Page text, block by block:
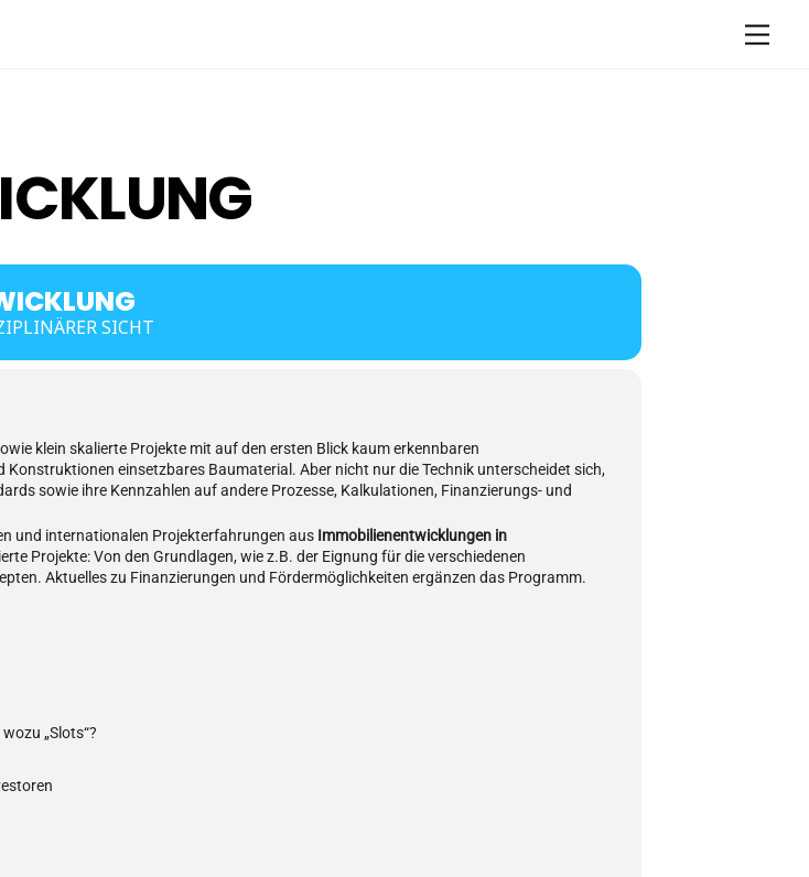
SICHT
klein skalierte Projekte mit auf den ersten Blick kaum erkennbaren
einsetzbares Baumaterial. Aber nicht nur die Technik unterscheidet sich,
sowie ihre Kennzahlen auf andere Prozesse, Kalkulationen, Finanzierungs- und
und internationalen Projekterfahrungen aus Immobilienentwicklungen in
Projekte: Von den Grundlagen, wie z.B. der Eignung für die verschiedenen
Aktuelles zu Finanzierungen und Fördermöglichkeiten ergänzen das Programm.
„Slots“?